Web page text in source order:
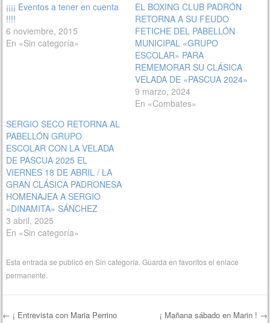
¡¡¡¡ Eventos a tener en cuenta
!!!!
6 noviembre, 2015
En «Sin categoría»
EL BOXING CLUB PADRÓN
RETORNA A SU FEUDO
FETICHE DEL PABELLÓN
MUNICIPAL «GRUPO
ESCOLAR» PARA
REMEMORAR SU CLÁSICA
VELADA DE «PASCUA 2024»
9 marzo, 2024
En «Combates»
SERGIO SECO RETORNA AL
PABELLÓN GRUPO
ESCOLAR CON LA VELADA
DE PASCUA 2025 EL
VIERNES 18 DE ABRIL / LA
GRAN CLÁSICA PADRONESA
HOMENAJEA A SERGIO
«DINAMITA» SÁNCHEZ
3 abril, 2025
En «Sin categoría»
Esta entrada se publicó enSin categoría . Guarda en favoritos elenlace
permanente
← ¡ Entrevista con Maria Perrino
¡ Mañana sábado en Marin ! →